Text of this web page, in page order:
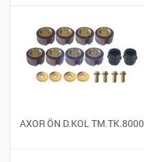
AXOR ÖN D.KOL TM.TK.8000